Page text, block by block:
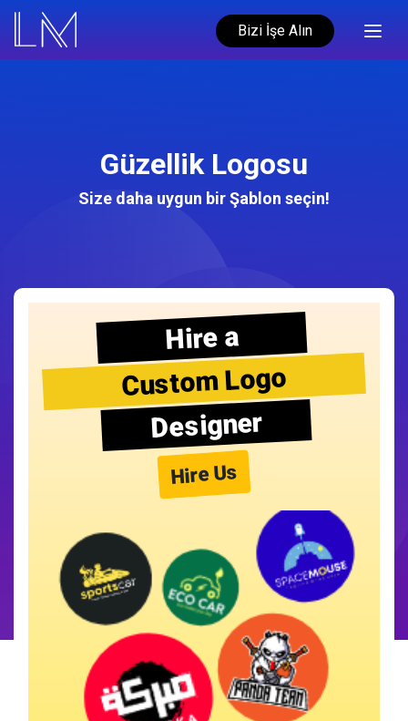
Bizi İşe Alın
Güzellik Logosu
Size daha uygun bir Şablon seçin!
Hire a
Custom Logo
Designer
Hire Us